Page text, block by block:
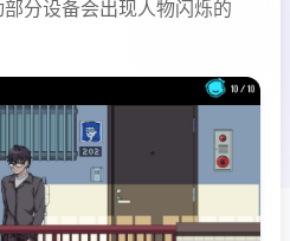
分设备会出现人物闪烁的